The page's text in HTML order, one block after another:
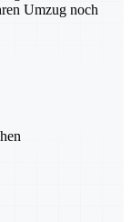
Umzug noch